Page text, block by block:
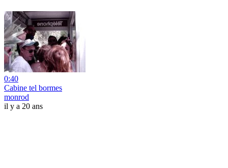
0:40
Cabine tel bormes
monrod
il y a 20 ans